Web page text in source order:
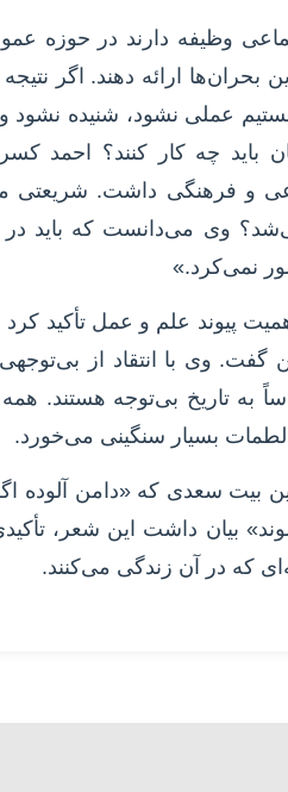
وظیفه دارند در حوزه
ارائه دهند. اگر
عملی نشود، شنیده نشود و
باید چه کار کنند؟ احمد
و فرهنگی داشت. شریعتی
وی می‌دانست که باید
نمی‌کرد.»
پیوند علم و عمل تأکید
وی با انتقاد از
تاریخ بی‌توجه هستند. همه
بسیار سنگینی می‌خورد.
این بیت سعدی که «دامن
بیان داشت این شعر،
که در آن زندگی می‌کنند.